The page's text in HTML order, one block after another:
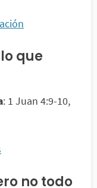
que
: 1 Juan 4:9-10,
no todo